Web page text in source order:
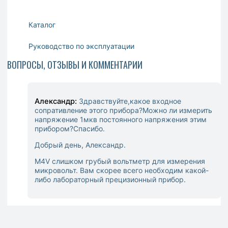
Каталог
Руководство по эксплуатации
ВОПРОСЫ, ОТЗЫВЫ И КОММЕНТАРИИ
Александр: Здравствуйте,какое входное
сопративление этого прибора?Можно ли измерить
напряжение 1мкв постоянного напряжения этим
прибором?Спасибо.
Добрый день, Александр.
M4V слишком грубый вольтметр для измерения
микровольт. Вам скорее всего необходим какой-
либо лабораторный прецизионный прибор.